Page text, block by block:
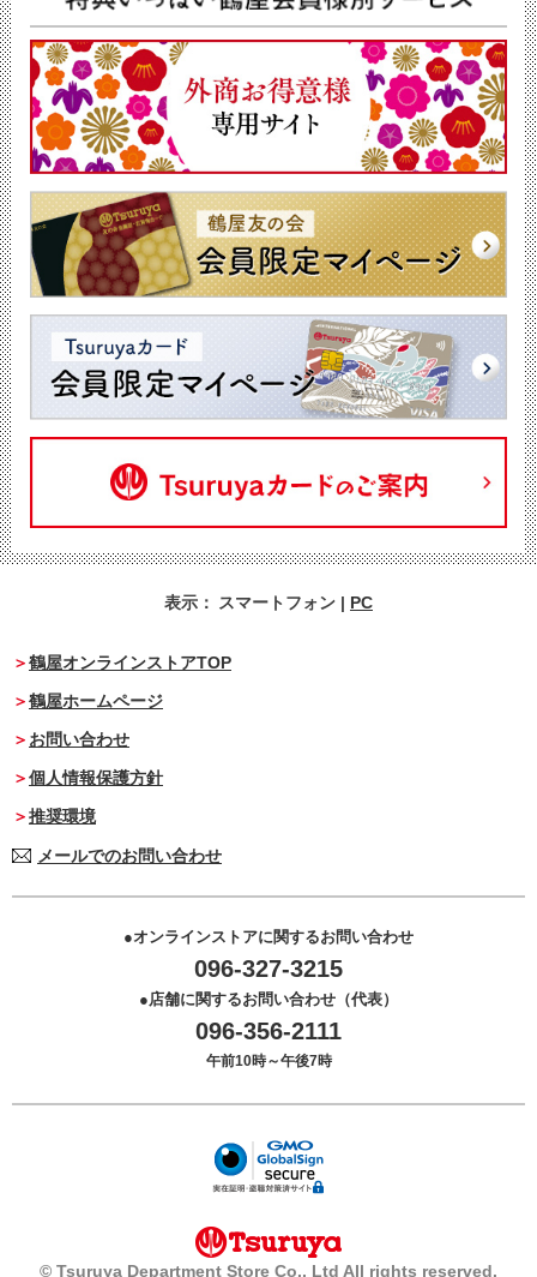
表示： スマートフォン | PC
鶴屋オンラインストアTOP
鶴屋ホームページ
お問い合わせ
個人情報保護方針
推奨環境
メールでのお問い合わせ
オンラインストアに関するお問い合わせ
096-327-3215
店舗に関するお問い合わせ（代表）
096-356-2111
午前10時～午後7時
© Tsuruya Department Store Co., Ltd All rights reserved.